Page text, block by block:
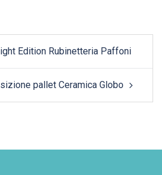
Edition Rubinetteria Paffoni
pallet Ceramica Globo